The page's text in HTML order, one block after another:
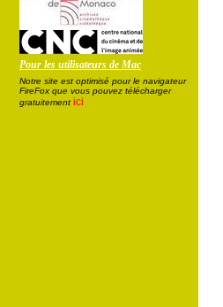
Pour les utilisateurs de Mac
Notre site est optimisé pour le navigateur
FireFox que vous pouvez télécharger
gratuitement ici